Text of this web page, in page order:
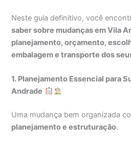
Neste guia definitivo, você
saber sobre mudanças em Vila
planejamento, orçamento,
embalagem e transporte dos
1. Planejamento Essencial para
Andrade
Uma mudança bem organizada
planejamento e estruturação.